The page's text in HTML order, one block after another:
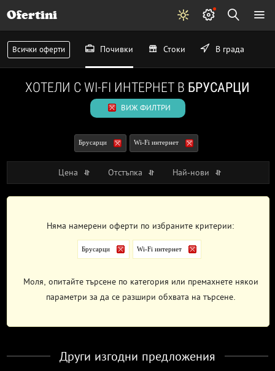
Ofertini
Всички оферти Почивки Стоки В града
ХОТЕЛИ С WI-FI ИНТЕРНЕТ В БРУСАРЦИ
ВИЖ ФИЛТРИ
Брусарци Wi-Fi интернет
Цена Отстъпка Най-нови
Няма намерени оферти по избраните критерии:
Брусарци Wi-Fi интернет
Моля, опитайте търсене по категория или премахнете някои
параметри за да се разшири обхвата на търсене.
Други изгодни предложения